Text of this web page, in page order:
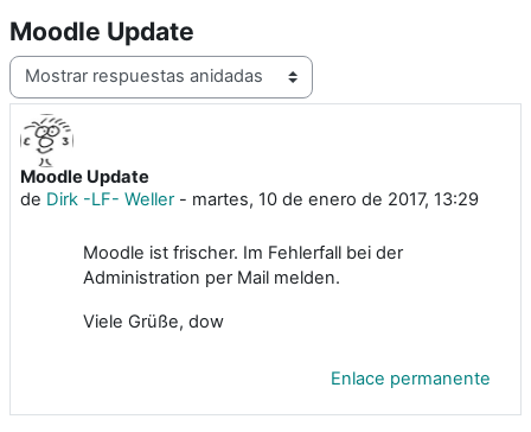
Moodle Update
Mostrar modo
Moodle Update
de Dirk -LF- Weller- martes, 10 de enero de 2017, 13:29
Número de respuestas: 0
Moodle ist frischer. Im Fehlerfall bei der
Administration per Mail melden.
Viele Grüße, dow
Enlace permanente